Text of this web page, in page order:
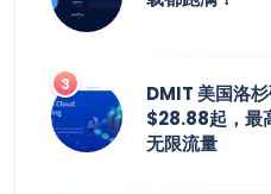
DMIT 美国洛
$28.88起，最
无限流量